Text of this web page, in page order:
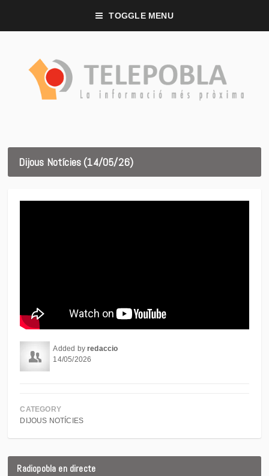
TOGGLE MENU
Dijous Notícies (14/05/26)
Added byredaccio
14/05/2026
CATEGORY
DIJOUS NOTÍCIES
Radiopobla en directe